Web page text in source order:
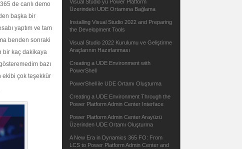
de canlı demo
başka bir
yaptım ve tam
benden sonraki
bir kaç dakikaya
bazı
ekibi çok teşekkür
Visual Studio yu Power Platform
Üzerindeki UDE Ortamına Bağlama
Installing Visual Studio 2022 and Preparing
the Development Tools
Visual Studio 2022 Kurulumu ve Geliştirme
Araçlarının Hazırlanması
Creating a UDE Environment with
PowerShell
PowerShell ile UDE Ortamı Oluşturma
Creating a UDE Environment Through the
Power Platform Admin Center Interface
Power Platform Admin Center Arayüzü
Üzerinden UDE Ortamı Oluşturma
A New Era in Dynamics 365 FO: From
LCS to Power Platform Admin Center and